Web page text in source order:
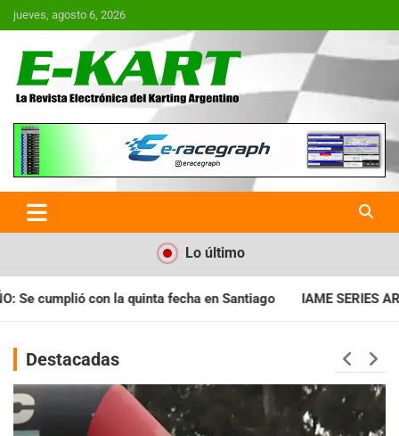
Saltar
al
jueves, agosto 6, 2026
E-Kart.com.ar | La Revista
Electrónica del Karting en
Argentina
Lo último
en Santiago IAME SERIES ARGENTINA: Horarios para la
Destacadas